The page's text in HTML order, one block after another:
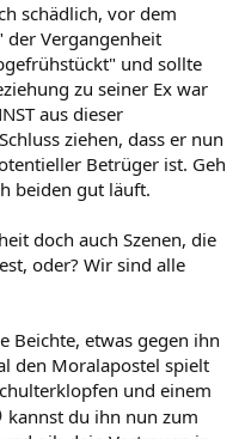
schädlich, vor dem
der Vergangenheit
und sollte
zu seiner Ex war
aus dieser
ziehen, dass er nun
Betrüger ist. Geh
beiden gut läuft.
doch auch Szenen, die
oder? Wir sind alle
Beichte, etwas gegen ihn
den Moralapostel spielt
und einem
kannst du ihn nun zum